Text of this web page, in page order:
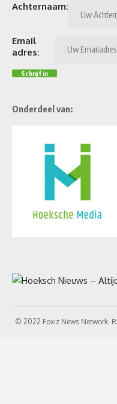
Achternaam:
Email
adres:
Onderdeel van:
© 2022 Foxiz News Network.